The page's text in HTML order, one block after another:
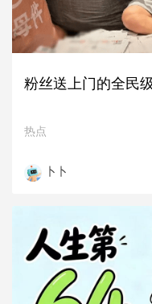
粉丝送上门的全民
热点
卜卜